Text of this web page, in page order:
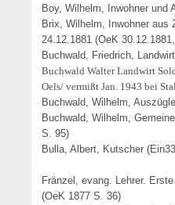
Boy, Wilhelm, Inwohner und
Brix, Wilhelm, Inwohner aus
24.12.1881 (OeK
Buchwald, Friedrich,
Buchwald Walter Landwirt
Oels/ vermißt Jan. 1943 bei
Buchwald, Wilhelm,
Buchwald, Wilhelm,
S. 95)
Bulla, Albert, Kutscher
Fränzel, evang. Lehrer.
(OeK 1877 S. 36)